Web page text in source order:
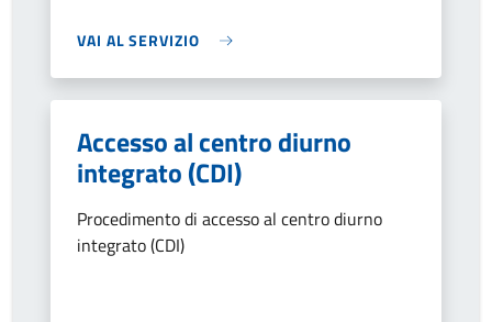
VAI AL SERVIZIO
Accesso al centro diurno
integrato (CDI)
Procedimento di accesso al centro diurno
integrato (CDI)